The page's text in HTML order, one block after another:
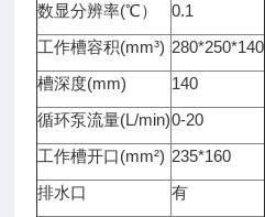
数显分辨率(℃）
0.1
工作槽容积(mm³) 280*250*140
槽深度(mm)
140
循环泵流量(L/min)0-20
工作槽开口(mm²) 235*160
排水口
有‍